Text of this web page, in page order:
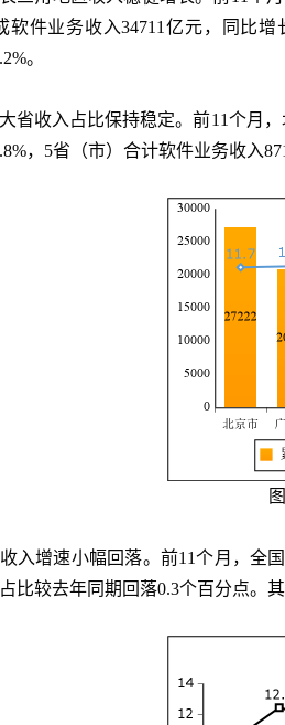
软件业务收入34711亿元，同比
。
省收入占比保持稳定。前11个月
，5省（市）合计软件业务收入
入增速小幅回落。前11个月，全
比较去年同期回落0.3个百分点。